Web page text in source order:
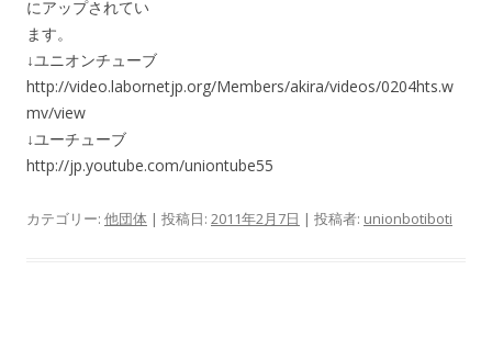
にアップされてい
ます。
↓ユニオンチューブ
http://video.labornetjp.org/Members/akira/videos/0204hts.w
mv/view
↓ユーチューブ
http://jp.youtube.com/uniontube55
カテゴリー: 他団体 | 投稿日: 2011年2月7日 | 投稿者: unionbotiboti